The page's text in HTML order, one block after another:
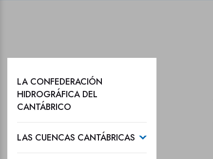
LA CONFEDERACIÓN
HIDROGRÁFICA DEL
CANTÁBRICO
LAS CUENCAS CANTÁBRICAS